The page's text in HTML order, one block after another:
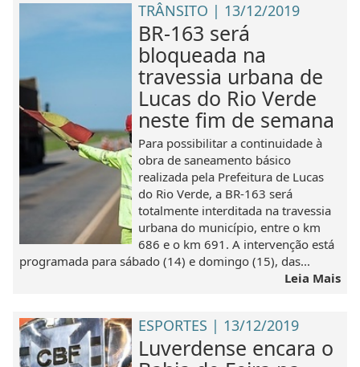
TRÂNSITO | 13/12/2019
BR-163 será
bloqueada na
travessia urbana de
Lucas do Rio Verde
neste fim de semana
Para possibilitar a continuidade à
obra de saneamento básico
realizada pela Prefeitura de Lucas
do Rio Verde, a BR-163 será
totalmente interditada na travessia
urbana do município, entre o km
686 e o km 691. A intervenção está
programada para sábado (14) e domingo (15), das...
Leia Mais
ESPORTES | 13/12/2019
Luverdense encara o